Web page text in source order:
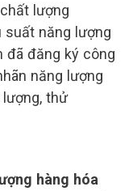
lượng
suất năng lượng
đã đăng ký công
năng lượng
thử
hàng hóa